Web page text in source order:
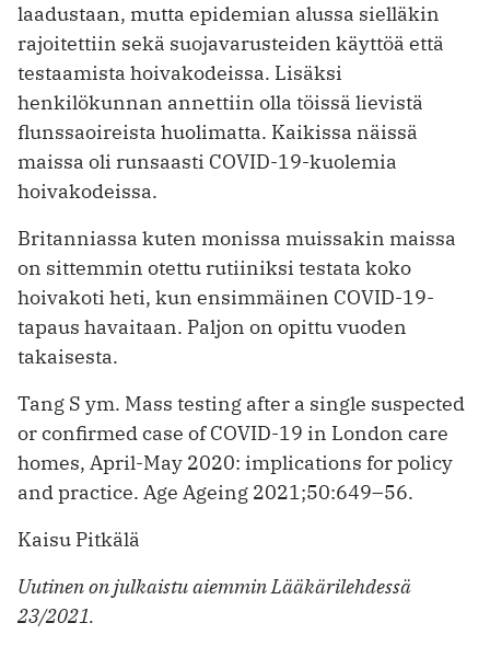
laadustaan, mutta epidemian alussa sielläkin
rajoitettiin sekä suojavarusteiden käyttöä että
testaamista hoiva­kodeissa. Lisäksi
henkilökunnan ­annettiin olla töissä lievistä
flunssa­oireista huolimatta. Kaikissa näissä
maissa oli runsaasti COVID-19-kuolemia
hoivakodeissa.
Britanniassa kuten monissa muissakin maissa
on sittemmin otettu rutiiniksi testata koko
hoivakoti heti, kun ­ensimmäinen COVID-19-
tapaus ­havaitaan. Paljon on opittu vuoden
takaisesta.
Tang S ym. Mass testing after a single suspected
or confirmed case of COVID-19 in London care
homes, April-May 2020: implications for policy
and practice. Age Ageing 2021;50:649–56.
Kaisu Pitkälä
Uutinen on julkaistu aiemmin Lääkärilehdessä
23/2021.